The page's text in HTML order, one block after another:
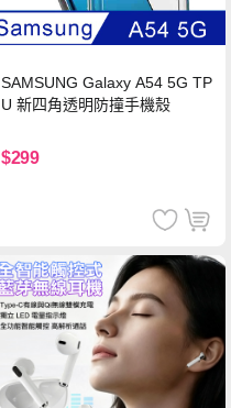
SAMSUNG Galaxy A54 5G TP
U 新四角透明防撞手機殼
$299